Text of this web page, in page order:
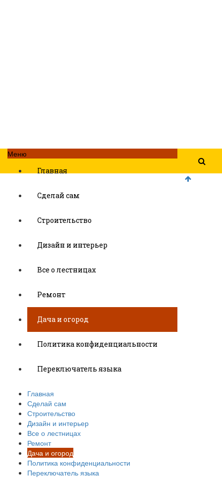
Меню
Главная
Сделай сам
Строительство
Дизайн и интерьер
Все о лестницах
Ремонт
Дача и огород
Политика конфиденциальности
Переключатель языка
Главная
Сделай сам
Строительство
Дизайн и интерьер
Все о лестницах
Ремонт
Дача и огород
Политика конфиденциальности
Переключатель языка